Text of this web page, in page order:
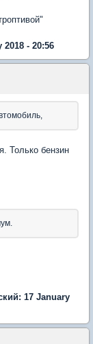
- 20:56
Только бензин
17 January